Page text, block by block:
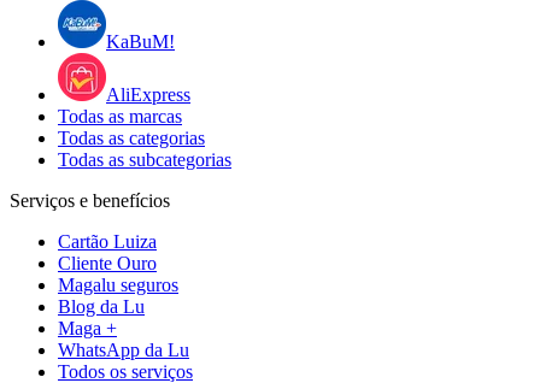
KaBuM!
AliExpress
Todas as marcas
Todas as categorias
Todas as subcategorias
Serviços e benefícios
Cartão Luiza
Cliente Ouro
Magalu seguros
Blog da Lu
Maga +
WhatsApp da Lu
Todos os serviços